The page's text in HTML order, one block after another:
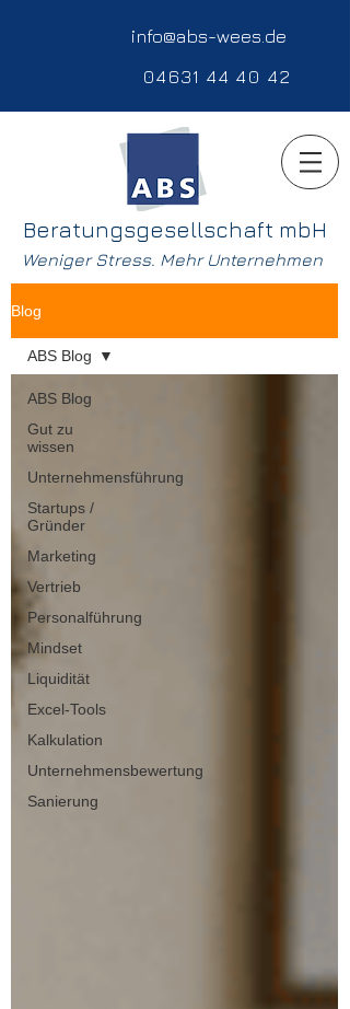
info@abs-wees.de
04631 44 40 42
Beratungsgesellschaft mbH
Weniger Stress. Mehr Unternehmen
Blog
ABS Blog
Gut zu
wissen
Unternehmensführung
Startups /
Gründer
Marketing
Vertrieb
Personalführung
Mindset
Liquidität
Excel-Tools
Kalkulation
Unternehmensbewertung
Sanierung
ABS Blog